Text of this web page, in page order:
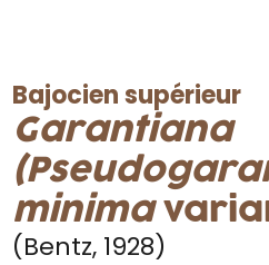
Bajocien supérieur
Garantiana
minima
(Bentz, 1928)